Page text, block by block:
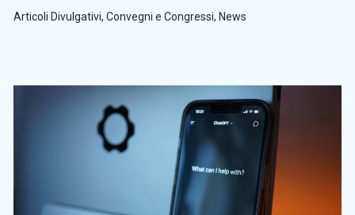
Articoli Divulgativi, Convegni e Congressi, News